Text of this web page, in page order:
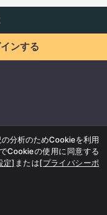
ンする
分析のためCookieを利用
Cookieの使用に同意する
定] または[プライバシーポ